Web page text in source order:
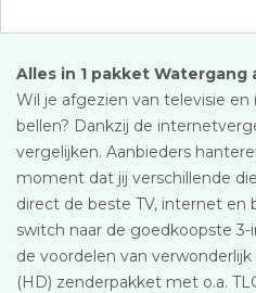
Alles in 1 pakket Watergang
Wil je afgezien van televisie
bellen? Dankzij de
vergelijken. Aanbieders
moment dat jij verschillende
direct de beste TV, internet en
switch naar de goedkoopste 3-
de voordelen van
(HD) zenderpakket met o.a.